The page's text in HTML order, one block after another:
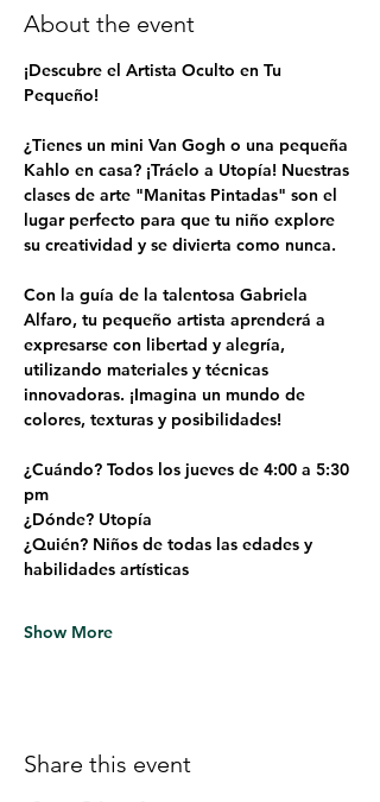
About the event
¡Descubre el Artista Oculto en Tu
Pequeño!
¿Tienes un mini Van Gogh o una pequeña
Kahlo en casa? ¡Tráelo a Utopía! Nuestras
clases de arte "Manitas Pintadas" son el
lugar perfecto para que tu niño explore
su creatividad y se divierta como nunca.
Con la guía de la talentosa Gabriela
Alfaro, tu pequeño artista aprenderá a
expresarse con libertad y alegría,
utilizando materiales y técnicas
innovadoras. ¡Imagina un mundo de
colores, texturas y posibilidades!
¿Cuándo? Todos los jueves de 4:00 a 5:30
pm
¿Dónde? Utopía
¿Quién? Niños de todas las edades y
habilidades artísticas
Show More
Share this event